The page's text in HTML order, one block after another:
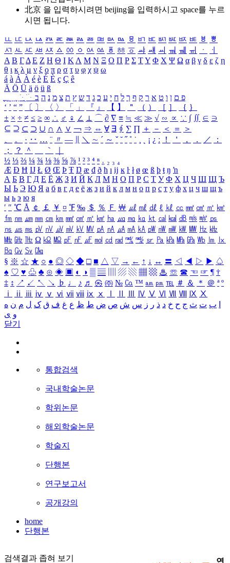
北京 을 입력하시려면 beijing을 입력하시고 space를 누르
시면 됩니다.
ㅥ ㅦ ㅧ ㅨ ㅩ ㅪ ㅫ ㅬ ㅭ ㅮ ㅯ ㅰ ㅱ ㅲ ㅳ ㅴ ㅵ ㅶ ㅷ ㅸ
ㅹ
ㅺ ㅻ ㅼ ㅽ ㅾ ㅿ ㆀ ㆁ ㆂ ㆃ ㆄ ㆅ ㆆ ㆇ ㆈ ㆉ ㆊ ㆋ ㆌ ㆍ
ㆎ
Α Β ΓΔ Ε Ζ Η Θ Ι ΚΛ Μ Ν Ξ Ο Π Ρ Σ ΤΥ Φ Χ Ψ Ω α β γ δ ε ζ η
θ ι κ λ μ ν ξ ο π ρ σ τ υ φ χ ψ ω
á à Á À é è É È ç Ç ê
Ä Ö Ü ä ö ü ß
ִֶֹ ֻּ ׁׂ פ ם ן ו ט א ר ק ף ך ל ח י ע כ ג ד ש ץ ת צ מ נ ה ב
‘ ’ “ ” 〔 〕 〈 〉 「 」 『 』 【 】 ＂ （ ） ［ ］ ｛ ｝
± × ÷ ≠ ≤ ≥ ∞ ∴ ♂ ♀ ∠ ⊥ ⌒ ∂ ∇ ≡ ≒ ≪ ≫ √ ∽ ∝ ∵ ∫ ∬ ∈ ∋
⊆ ⊇ ⊂ ⊃ ∪ ∩ ∧ ∨ ￢ ⇒ ⇔ ∀ ∃ ∮ ∑ ∏ ＋ － ＜ ＝
＞
、
。 · ‥ … ¨ 〃 ― ＼ ∼ ´ ～ ˇ ˘ ˝ ˚ ˙ ¸ ¡ ¿ ː ！ ＇ ， ． ／
：
；
？ ＾ ｀
½ ⅓ ⅔ ¼ ¾ ⅛ ⅜ ⅝ ⅞ ¹ ² ³ ⁴ ⁿ ₁ ₂ ₃ ₄
Æ Ð Ħ Ĳ Ł Ø Œ Þ Ŧ Ŋ æ đ ð ħ ı ĳ ĸ ŀ ł ø œ ß þ ŧ ŋ ŉ
А Б В Г Д Е Ё Ж З И Й К Л М Н О П Р С Т У Ф Х Ц Ч Ш Щ Ъ
Ы Ь Э Ю Я а б в г д е ё ж з и й к л м н о п р с т у ф х ц ч ш щ ъ
ы ь э ю я
′ ″ ℃ Å ￠ ￡ ￥ ¤ ℉ ‰ ＄ ％ Ｆ ￦ ㎕ ㎖ ㎗ ℓ ㎘ ㏄ ㎣ ㎤ ㎥ ㎦
㎙ ㎚ ㎛ ㎜ ㎝ ㎞ ㎟ ㎠ ㎡ ㎢ ㏊ ㎍ ㎎ ㎏ ㏏ ㎈ ㎉ ㏈ ㎧ ㎨ ㎰
㎱ ㎲ ㎳ ㎴ ㎵ ㎶ ㎷ ㎸ ㎹ ㎀ ㎁ ㎂ ㎃ ㎄ ㎺ ㎻ ㎽ ㎾ ㎿ ㎐ ㎑
㎒ ㎓ ㎔ Ω ㏀ ㏁ ㎊ ㎋ ㎌ ㏖ ㏅ ㎭ ㎮ ㎯ ㏛ ㎩ ㎪ ㎫ ㎬ ㏝ ㏐
㏓
㏃ ㏉ ㏜ ㏆
§ ※ ☆ ★ ○ ● ◎ ◇ ◆ □ ■ △ ▽ → ← ↑ ↓ ↔ 〓 ◁ ◀ ▷ ▶ ♤
♠ ♡ ♥ ♧ ♣ ⊙ ◈ ▣ ◐ ◑ ▒ ▤ ▨ ▧ ▦ ▩ ♨ ☏ ☎ ☜ ☞ ¶ †
‡ ↕ ↗ ↙ ↖ ↘ ♭ ♩ ♪ ♬ ㉿ ㈜ № ㏇ ™ ㏂ ㏘ ℡ ＃ ＆ ＊ ＠ ª º
ⅰ
ⅱ ⅲ ⅳ ⅴ ⅵ ⅶ ⅷ ⅸ ⅹ Ⅳ Ⅴ Ⅵ Ⅶ Ⅷ Ⅸ Ⅹ
ب ت ث ج ح خ د ذ ر ز س ش ص ض ط ظ ع غ ف ق ک ل م ن ه
و ی
닫기
통합검색
국내학술논문
학위논문
해외학술논문
학술지
단행본
연구보고서
공개강의
home
단행본
검색결과 좁혀 보기
연